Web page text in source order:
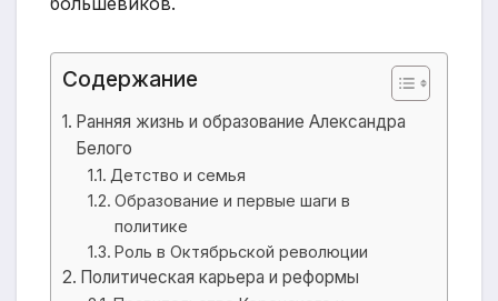
Содержание
Ранняя жизнь и образование Александра
Белого
Детство и семья
Образование и первые шаги в
политике
Роль в Октябрьской революции
Политическая карьера и реформы